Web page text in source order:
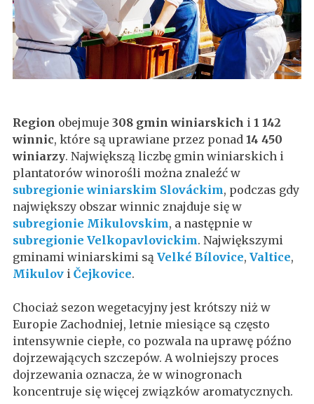
Region obejmuje 308 gmin winiarskich i 1 142
winnic, które są uprawiane przez ponad 14 450
winiarzy. Największą liczbę gmin winiarskich i
plantatorów winorośli można znaleźć w
subregionie winiarskim Slováckim, podczas gdy
największy obszar winnic znajduje się w
subregionie Mikulovskim, a następnie w
subregionie Velkopavlovickim. Największymi
gminami winiarskimi są Velké Bílovice, Valtice,
Mikulov i Čejkovice.
Chociaż sezon wegetacyjny jest krótszy niż w
Europie Zachodniej, letnie miesiące są często
intensywnie ciepłe, co pozwala na uprawę późno
dojrzewających szczepów. A wolniejszy proces
dojrzewania oznacza, że w winogronach
koncentruje się więcej związków aromatycznych.